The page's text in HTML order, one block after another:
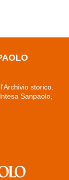
storico.
Sanpaolo,